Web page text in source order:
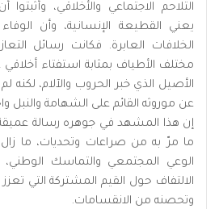
التلاحم الاجتماعي والأخلاقي،
يعني القطيعة الإنسانية، وأن
الخلافات العابرة. فكانت رسائل
مختلف الأطياف بمثابة استفتاء
الأصيل الذي خبر الحروب والآلام، لكنه
عن موروثه القائم على الشهامة والنبل
إن هذا المشهد في جوهره رسالة
ما مرّ به من صراعات وتحديات، ما
الوعي المجتمعي والتماسك الوطني،
الالتفاف حول القيم المشتركة التي
وتحصنه من الانقسامات.